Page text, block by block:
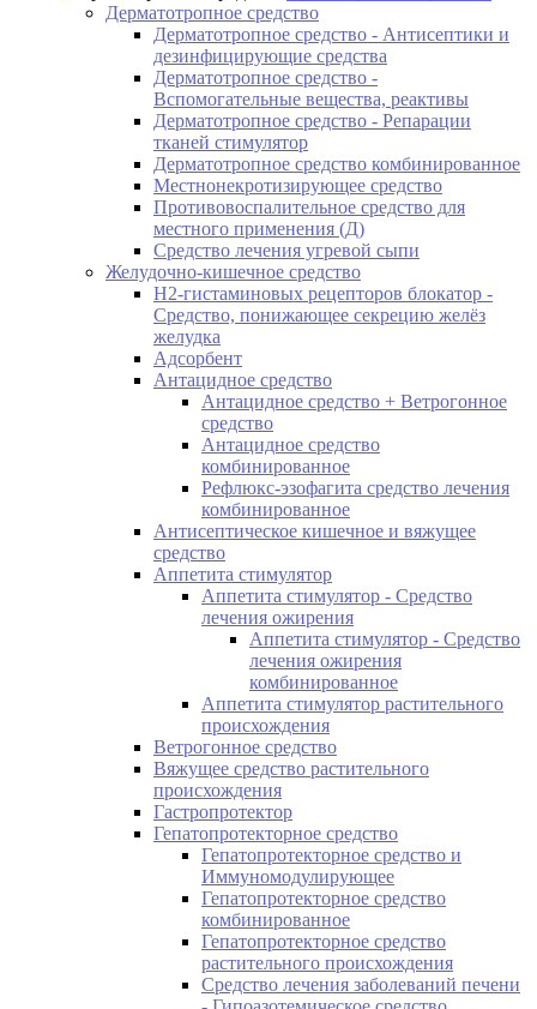
Дерматотропное средство
Дерматотропное средство - Антисептики и
дезинфицирующие средства
Дерматотропное средство -
Вспомогательные вещества, реактивы
Дерматотропное средство - Репарации
тканей стимулятор
Дерматотропное средство комбинированное
Местнонекротизирующее средство
Противовоспалительное средство для
местного применения (Д)
Средство лечения угревой сыпи
Желудочно-кишечное средство
H2-гистаминовых рецепторов блокатор -
Средство, понижающее секрецию желёз
желудка
Адсорбент
Антацидное средство
Антацидное средство + Ветрогонное
средство
Антацидное средство
комбинированное
Рефлюкс-эзофагита средство лечения
комбинированное
Антисептическое кишечное и вяжущее
средство
Аппетита стимулятор
Аппетита стимулятор - Средство
лечения ожирения
Аппетита стимулятор - Средство
лечения ожирения
комбинированное
Аппетита стимулятор растительного
происхождения
Ветрогонное средство
Вяжущее средство растительного
происхождения
Гастропротектор
Гепатопротекторное средство
Гепатопротекторное средство и
Иммуномодулирующее
Гепатопротекторное средство
комбинированное
Гепатопротекторное средство
растительного происхождения
Средство лечения заболеваний печени